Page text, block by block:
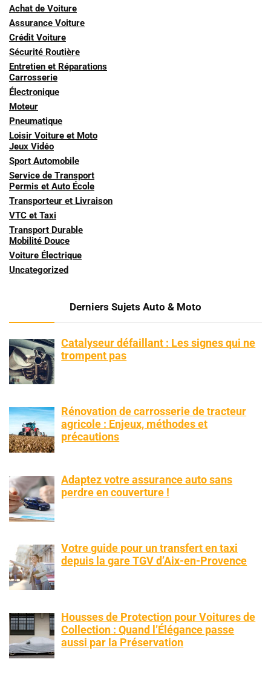
Achat de Voiture
Assurance Voiture
Crédit Voiture
Sécurité Routière
Entretien et Réparations
Carrosserie
Électronique
Moteur
Pneumatique
Loisir Voiture et Moto
Jeux Vidéo
Sport Automobile
Service de Transport
Permis et Auto École
Transporteur et Livraison
VTC et Taxi
Transport Durable
Mobilité Douce
Voiture Électrique
Uncategorized
Derniers Sujets Auto & Moto
Catalyseur défaillant : Les signes qui ne
trompent pas
Rénovation de carrosserie de tracteur
agricole : Enjeux, méthodes et
précautions
Adaptez votre assurance auto sans
perdre en couverture !
Votre guide pour un transfert en taxi
depuis la gare TGV d’Aix-en-Provence
Housses de Protection pour Voitures de
Collection : Quand l’Élégance passe
aussi par la Préservation